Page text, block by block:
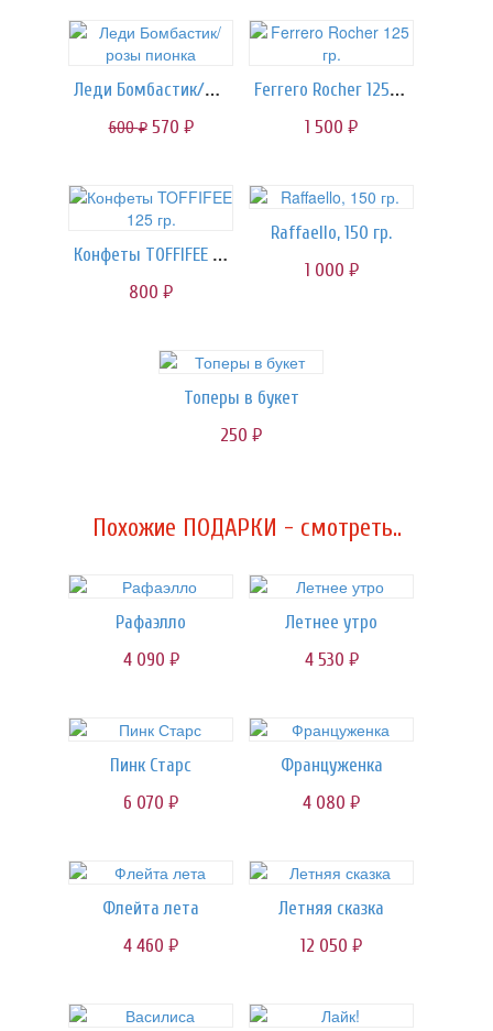
Леди Бомбастик/розы пионка
600руб. 570 руб.
Ferrero Rocher 125 гр.
1 500 руб.
Конфеты TOFFIFEE 125 гр.
800 руб.
Raffaello, 150 гр.
1 000 руб.
Топеры в букет
250 руб.
Похожие ПОДАРКИ - смотреть..
Рафаэлло
4 090 руб.
Летнее утро
4 530 руб.
Пинк Старс
6 070 руб.
Француженка
4 080 руб.
Флейта лета
4 460 руб.
Летняя сказка
12 050 руб.